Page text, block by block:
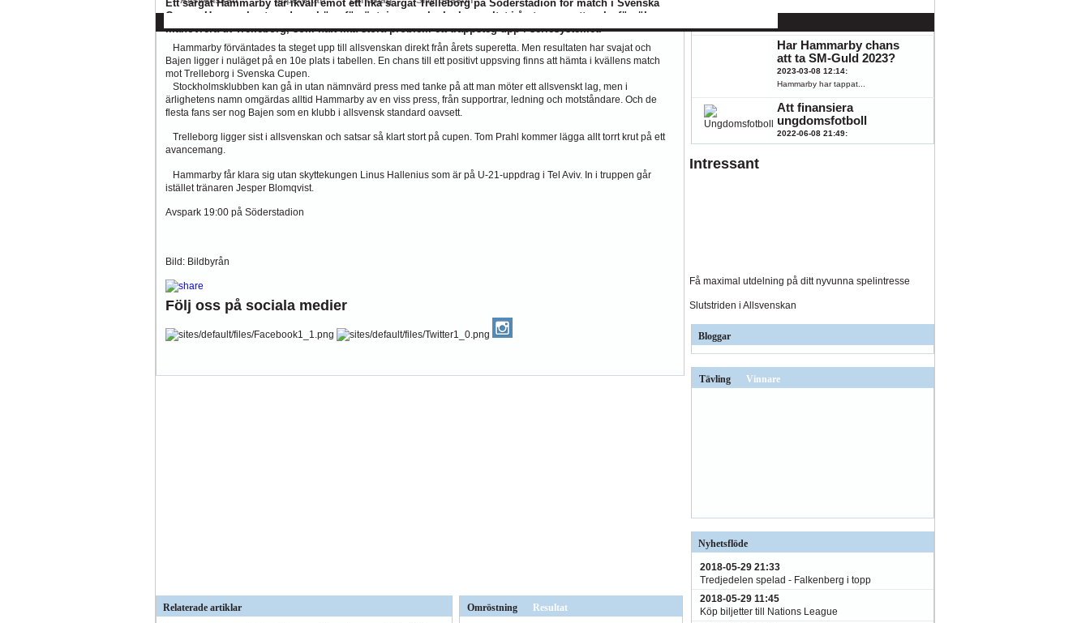
Ett sargat Hammarby tar ikväll emot ett lika sargat Trelleborg på Söderstadion för match i Svenska
Cupen. Hammarby, tyngda av höga förväntningar och skrala resultat i årets superetta, ska försöka
manövrera ut Trelleborg, som haft lika stora problem ett trappsteg upp i seriesystemet.
Hammarby förväntades ta steget upp till allsvenskan direkt från årets superetta. Men resultaten har svajat och
Bajen ligger i nuläget på en 10e plats i tabellen. En chans till ett positivt uppsving finns att hämta i kvällens match
mot Trelleborg i Svenska Cupen.
Stockholmsklubben kan gå in utan nämnvärd press med tanke på att man möter ett allsvenskt lag, men i
ärlighetens namn omgärdas alltid Hammarby av en viss press, från supportrar, ledning och motståndare. Och de
flesta fans ser nog Bajen som en klubb i allsvensk standard oavsett.
Trelleborg ligger sist i allsvenskan och satsar så klart stort på cupen. Tom Prahl kommer lägga allt torrt krut på ett
avancemang.
Hammarby får klara sig utan skyttekungen Linus Hallenius som är på U-21-uppdrag i Tel Aviv. In i truppen går
istället tränaren Jesper Blomqvist.
Avspark 19:00 på Söderstadion
Bild: Bildbyrån
Följ oss på sociala medier
Relaterade artiklar Omröstning Resultat
2023-08-07 15:43:
Hästar, fotboll,...
Har Hammarby chans
att ta SM-Guld 2023?
2023-03-08 12:14:
Hammarby har tappat...
Att finansiera
ungdomsfotboll
2022-06-08 21:49:
Fotboll engagerar...
Intressant
Få maximal utdelning på ditt nyvunna spelintresse
Slutstriden i Allsvenskan
Bloggar
Tävling Vinnare
Nyhetsflöde
2018-05-29 21:33
Tredjedelen spelad - Falkenberg i topp
2018-05-29 11:45
Köp biljetter till Nations League